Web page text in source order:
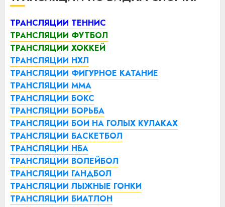
ТРАНСЛЯЦИИ ТЕННИС
ТРАНСЛЯЦИИ ФУТБОЛ
ТРАНСЛЯЦИИ ХОККЕЙ
ТРАНСЛЯЦИИ НХЛ
ТРАНСЛЯЦИИ ФИГУРНОЕ КАТАНИЕ
ТРАНСЛЯЦИИ ММА
ТРАНСЛЯЦИИ БОКС
ТРАНСЛЯЦИИ БОРЬБА
ТРАНСЛЯЦИИ БОИ НА ГОЛЫХ КУЛАКАХ
ТРАНСЛЯЦИИ БАСКЕТБОЛ
ТРАНСЛЯЦИИ НБА
ТРАНСЛЯЦИИ ВОЛЕЙБОЛ
ТРАНСЛЯЦИИ ГАНДБОЛ
ТРАНСЛЯЦИИ ЛЫЖНЫЕ ГОНКИ
ТРАНСЛЯЦИИ БИАТЛОН